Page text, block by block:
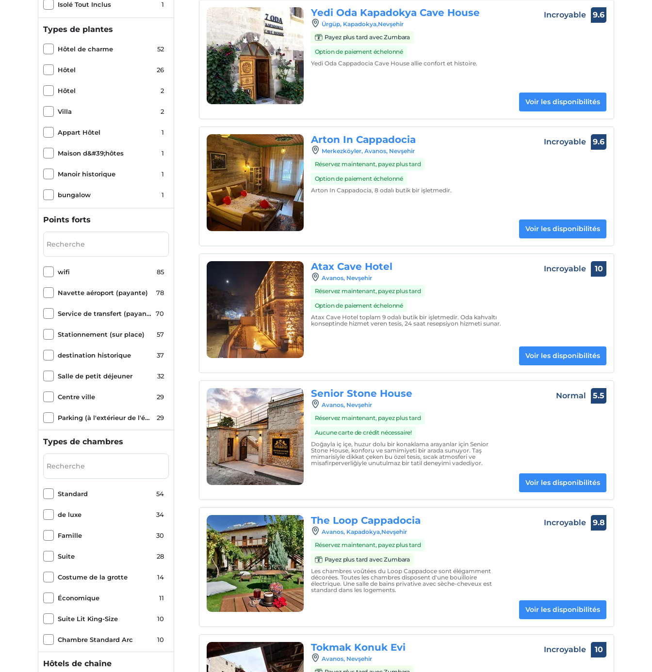
Isolé Tout Inclus 1
Types de plantes
Hôtel de charme 52
Hôtel 26
Hôtel 2
Villa 2
Appart Hôtel 1
Maison d&#39;hôtes 1
Manoir historique 1
bungalow 1
Points forts
wifi 85
Navette aéroport (payante) 78
Service de transfert (payant) 70
Stationnement (sur place) 57
destination historique 37
Salle de petit déjeuner 32
Centre ville 29
Parking (à l'extérieur de l'établissement) 29
Romance/Lune de miel
écologique 23
Types de chambres
Standard 54
de luxe 34
Famille 30
Suite 28
Costume de la grotte 14
Économique 11
Suite Lit King-Size 10
Chambre Standard Arc 10
Costume Grotte Roi
Hôtels de chaîne
Yedi Oda Kapadokya Cave House
Ürgüp, Kapadokya,Nevşehir
Payez plus tard avec Zumbara
Option de paiement échelonné
Yedi Oda Cappadocia Cave House allie confort et histoire.
Incroyable 9.6
Voir les disponibilités
Arton In Cappadocia
Merkezköyler, Avanos, Nevşehir
Réservez maintenant, payez plus tard
Option de paiement échelonné
Arton In Cappadocia, 8 odalı butik bir işletmedir.
Incroyable 9.6
Voir les disponibilités
Atax Cave Hotel
Avanos, Nevşehir
Réservez maintenant, payez plus tard
Option de paiement échelonné
Atax Cave Hotel toplam 9 odalı butik bir işletmedir. Oda kahvaltı
konseptinde hizmet veren tesis, 24 saat resepsiyon hizmeti sunar.
Incroyable 10
Voir les disponibilités
Senior Stone House
Avanos, Nevşehir
Réservez maintenant, payez plus tard
Aucune carte de crédit nécessaire!
Doğayla iç içe, huzur dolu bir konaklama arayanlar için Senior
Stone House, konforu ve samimiyeti bir arada sunuyor. Taş
mimarisiyle dikkat çeken bu özel tesis, sıcak atmosferi ve
misafirperverliğiyle unutulmaz bir tatil deneyimi vadediyor.
Normal 5.5
Voir les disponibilités
The Loop Cappadocia
Avanos, Kapadokya,Nevşehir
Réservez maintenant, payez plus tard
Payez plus tard avec Zumbara
Les chambres voûtées du Loop Cappadoce sont élégamment
décorées. Toutes les chambres disposent d'une bouilloire
électrique. Une salle de bains privative avec sèche-cheveux est
standard dans les logements.
Incroyable 9.8
Voir les disponibilités
Tokmak Konuk Evi
Avanos, Nevşehir
Incroyable 10